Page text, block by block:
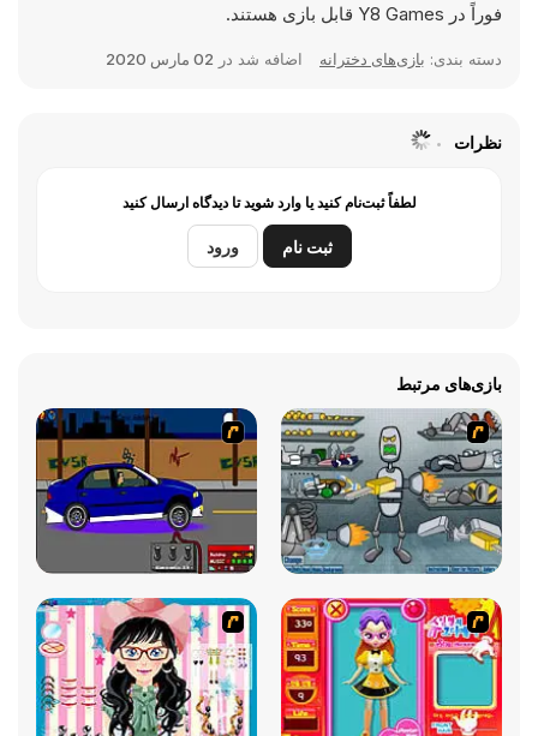
فوراً در Y8 Games قابل بازی هستند.
دسته بندی: بازی‌های دخترانه اضافه شد در 02 مارس 2020
نظرات
لطفاً ثبت‌نام کنید یا وارد شوید تا دیدگاه ارسال کنید
ثبت نام ورود
بازی‌های مرتبط